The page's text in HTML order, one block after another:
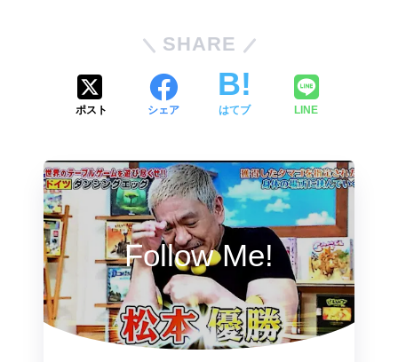
SHARE
ポスト シェア はてブ LINE
Follow Me!